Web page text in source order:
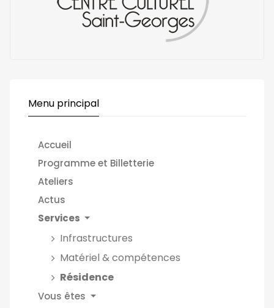
Menu principal
Accueil
Programme et Billetterie
Ateliers
Actus
Services
Infrastructures
Matériel & compétences
Résidence
Vous êtes